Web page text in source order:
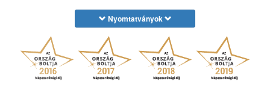
Nyomtatványok